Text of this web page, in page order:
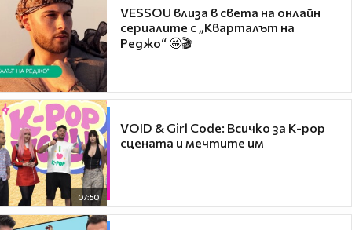
VESSOU влиза в света на онлайн
сериалите с „Кварталът на
Реджо“ 🤩🎬
07:50
VOID & Girl Code: Всичко за K-pop
сцената и мечтите им